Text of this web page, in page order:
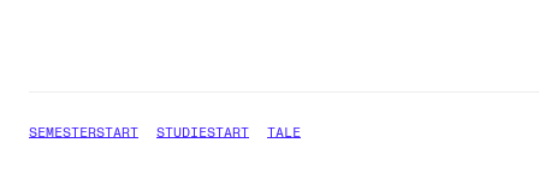
SEMESTERSTART STUDIESTART TALE